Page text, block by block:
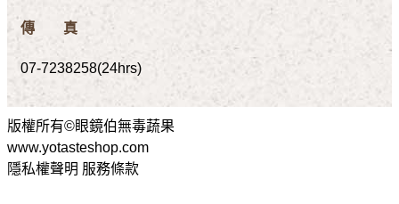
傳 真
07-7238258(24hrs)
版權所有©眼鏡伯無毒蔬果
www.yotasteshop.com
隱私權聲明 服務條款